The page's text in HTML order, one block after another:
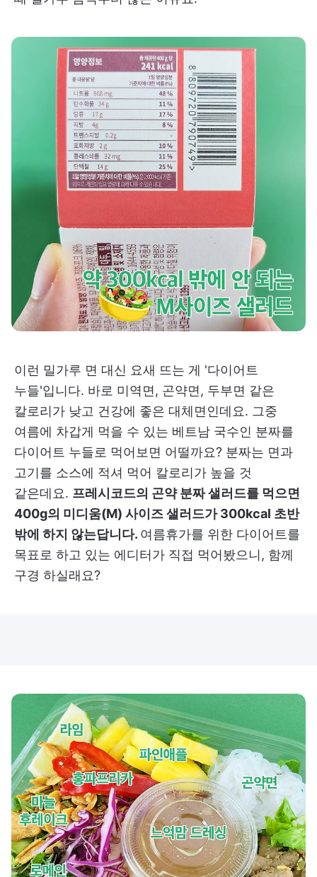
이런 밀가루 면 대신 요새 뜨는 게 '다이어트
누들'입니다. 바로 미역면, 곤약면, 두부면 같은
칼로리가 낮고 건강에 좋은 대체면인데요. 그중
여름에 차갑게 먹을 수 있는 베트남 국수인 분짜를
다이어트 누들로 먹어보면 어떨까요? 분짜는 면과
고기를 소스에 적셔 먹어 칼로리가 높을 것
같은데요. 프레시코드의 곤약 분짜 샐러드를 먹으면
400g의 미디움(M) 사이즈 샐러드가 300kcal 초반
밖에 하지 않는답니다. 여름휴가를 위한 다이어트를
목표로 하고 있는 에디터가 직접 먹어봤으니, 함께
구경 하실래요?